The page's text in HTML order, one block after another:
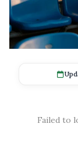
Failed to